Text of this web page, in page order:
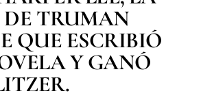
TRUMAN
QUE ESCRIBIÓ
Y GANÓ